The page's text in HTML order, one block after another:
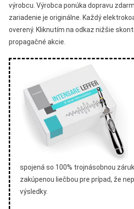
výrobcu. Výrobca ponúka dopravu
zariadenie je originálne. Každý
overený. Kliknutím na odkaz nižšie
propagačné akcie.
spojená so 100% trojnásobnou
zakúpenou liečbou pre prípad, že
výsledky.